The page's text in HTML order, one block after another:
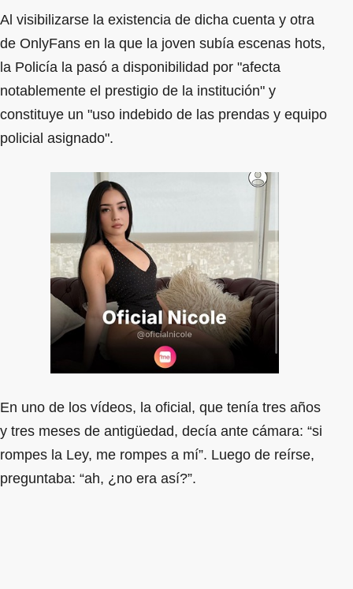
Al visibilizarse la existencia de dicha cuenta y otra
de OnlyFans en la que la joven subía escenas hots,
la Policía la pasó a disponibilidad por "afecta
notablemente el prestigio de la institución" y
constituye un "uso indebido de las prendas y equipo
policial asignado".
En uno de los vídeos, la oficial, que tenía tres años
y tres meses de antigüedad, decía ante cámara: “si
rompes la Ley, me rompes a mí”. Luego de reírse,
preguntaba: “ah, ¿no era así?”.